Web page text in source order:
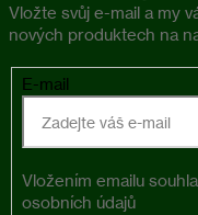
Vložte svůj e-mail a my
nových produktech na
E-mail
Vložením emailu
osobních údajů